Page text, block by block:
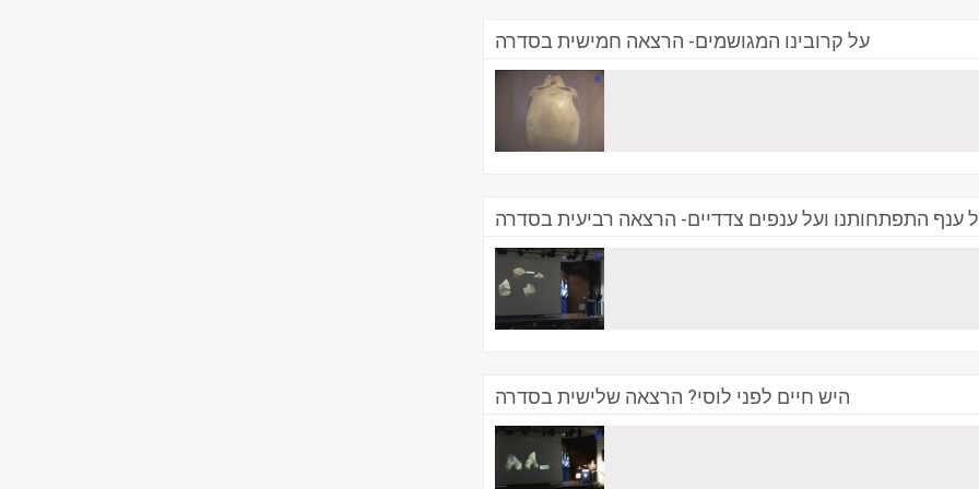
על קרובינו המגושמים- הרצאה חמישית בסדרה
ענף התפתחותנו ועל ענפים צדדיים- הרצאה רביעית בסדרה
היש חיים לפני לוסי? הרצאה שלישית בסדרה